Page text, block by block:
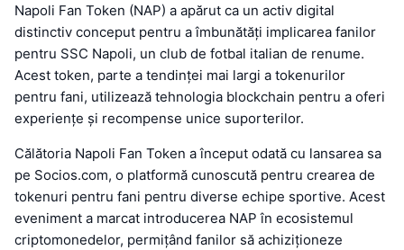
Napoli Fan Token (NAP) a apărut ca un activ digital
distinctiv conceput pentru a îmbunătăți implicarea fanilor
pentru SSC Napoli, un club de fotbal italian de renume.
Acest token, parte a tendinței mai largi a tokenurilor
pentru fani, utilizează tehnologia blockchain pentru a oferi
experiențe și recompense unice suporterilor.
Călătoria Napoli Fan Token a început odată cu lansarea sa
pe Socios.com, o platformă cunoscută pentru crearea de
tokenuri pentru fani pentru diverse echipe sportive. Acest
eveniment a marcat introducerea NAP în ecosistemul
criptomonedelor, permițând fanilor să achiziționeze